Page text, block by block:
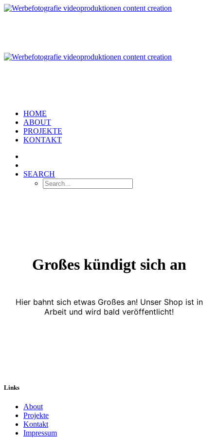
HOME
ABOUT
PROJEKTE
KONTAKT
SEARCH
Großes kündigt sich an
Hier bahnt sich etwas Großes an! Unser Shop ist in
Arbeit und wird bald veröffentlicht!
Links
About
Projekte
Kontakt
Impressum